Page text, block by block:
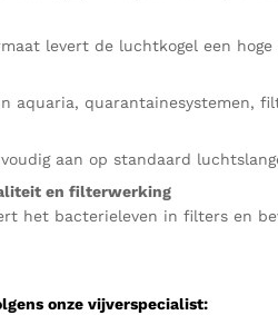
levert de luchtkogel een
aquaria, quarantainesystemen,
aan op standaard
en filterwerking
het bacterieleven in filters en
onze vijverspecialist: